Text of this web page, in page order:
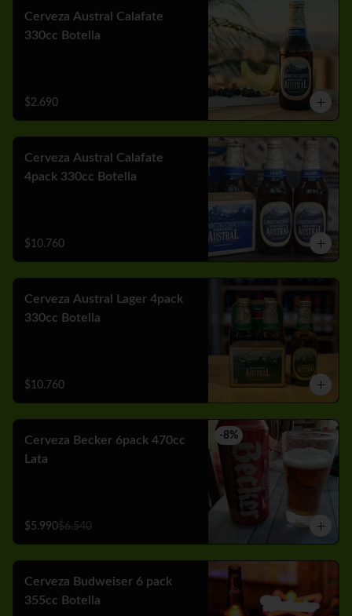
Cerveza Austral Calafate
330cc Botella
$2.690
Cerveza Austral Calafate
4pack 330cc Botella
$10.760
Cerveza Austral Lager 4pack
330cc Botella
$10.760
-8%
Cerveza Becker 6pack 470cc
Lata
$5.990$6.540
Cerveza Budweiser 6 pack
355cc Botella